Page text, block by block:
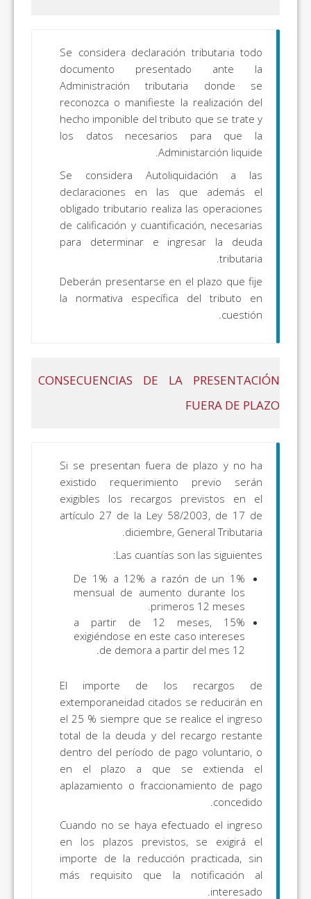
Se considera declaración tributaria todo
documento presentado ante la
Administración tributaria donde se
reconozca o manifieste la realización del
hecho imponible del tributo que se trate y
los datos necesarios para que la
Administarción liquide.
Se considera Autoliquidación a las
declaraciones en las que además el
obligado tributario realiza las operaciones
de calificación y cuantificación, necesarias
para determinar e ingresar la deuda
tributaria.
Deberán presentarse en el plazo que fije
la normativa específica del tributo en
cuestión.
CONSECUENCIAS DE LA PRESENTACIÓN
FUERA DE PLAZO
Si se presentan fuera de plazo y no ha
existido requerimiento previo serán
exigibles los recargos previstos en el
artículo 27 de la Ley 58/2003, de 17 de
diciembre, General Tributaria.
Las cuantías son las siguientes:
De 1% a 12% a razón de un 1%
mensual de aumento durante los
primeros 12 meses.
15% a partir de 12 meses,
exigiéndose en este caso intereses
de demora a partir del mes 12.
El importe de los recargos de
extemporaneidad citados se reducirán en
el 25 % siempre que se realice el ingreso
total de la deuda y del recargo restante
dentro del período de pago voluntario, o
en el plazo a que se extienda el
aplazamiento o fraccionamiento de pago
concedido.
Cuando no se haya efectuado el ingreso
en los plazos previstos, se exigirá el
importe de la reducción practicada, sin
más requisito que la notificación al
interesado.